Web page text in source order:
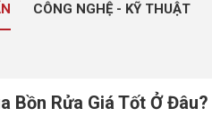
CÔNG NGHỆ - KỸ THUẬT
Bồn Rửa Giá Tốt Ở Đâu?